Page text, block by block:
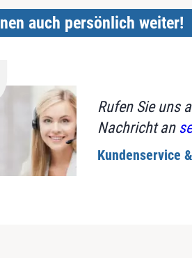
auch persönlich weiter!
Rufen Sie uns
Nachricht an
Kundenservice